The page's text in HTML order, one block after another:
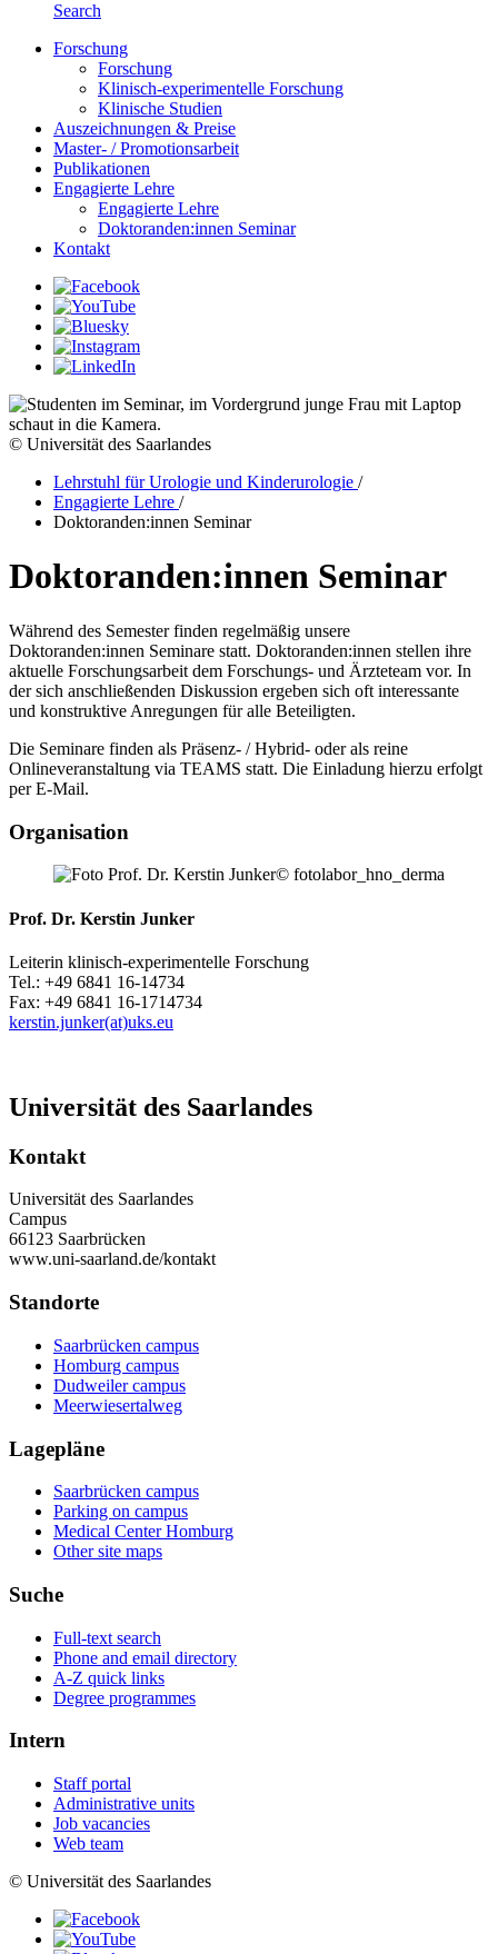
Search
Forschung
Forschung
Klinisch-experimentelle Forschung
Klinische Studien
Auszeichnungen & Preise
Master- / Promotionsarbeit
Publikationen
Engagierte Lehre
Engagierte Lehre
Doktoranden:innen Seminar
Kontakt
© Universität des Saarlandes
Lehrstuhl für Urologie und Kinderurologie /
Engagierte Lehre /
Doktoranden:innen Seminar
Doktoranden:innen Seminar
Während des Semester finden regelmäßig unsere
Doktoranden:innen Seminare statt. Doktoranden:innen stellen ihre
aktuelle Forschungsarbeit dem Forschungs- und Ärzteteam vor. In
der sich anschließenden Diskussion ergeben sich oft interessante
und konstruktive Anregungen für alle Beteiligten.
Die Seminare finden als Präsenz- / Hybrid- oder als reine
Onlineveranstaltung via TEAMS statt. Die Einladung hierzu erfolgt
per E-Mail.
Organisation
© fotolabor_hno_derma
Prof. Dr. Kerstin Junker
Leiterin klinisch-experimentelle Forschung
Tel.: +49 6841 16-14734
Fax: +49 6841 16-1714734
kerstin.junker(at)uks.eu
Universität des Saarlandes
Kontakt
Universität des Saarlandes
Campus
66123 Saarbrücken
www.uni-saarland.de/kontakt
Standorte
Saarbrücken campus
Homburg campus
Dudweiler campus
Meerwiesertalweg
Lagepläne
Saarbrücken campus
Parking on campus
Medical Center Homburg
Other site maps
Suche
Full-text search
Phone and email directory
A-Z quick links
Degree programmes
Intern
Staff portal
Administrative units
Job vacancies
Web team
© Universität des Saarlandes